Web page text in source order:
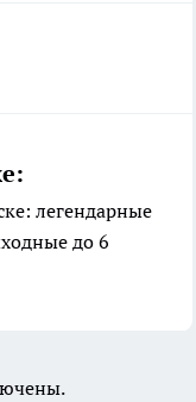
легендарные
до 6